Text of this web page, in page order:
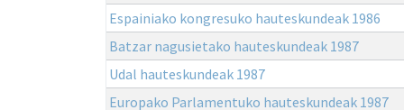
Espainiako kongresuko hauteskundeak 1986
Batzar nagusietako hauteskundeak 1987
Udal hauteskundeak 1987
Europako Parlamentuko hauteskundeak 1987